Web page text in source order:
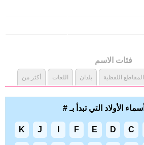
فئات الاسم
المقاطع اللفظية بلدان اللغات أكثر من
أسماء الأولاد التي تبدأ بـ #
C
D
E
F
J
K